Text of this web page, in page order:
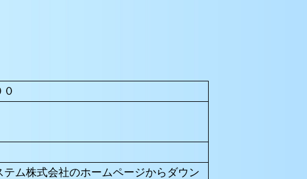
テム株式会社のホームページからダウン